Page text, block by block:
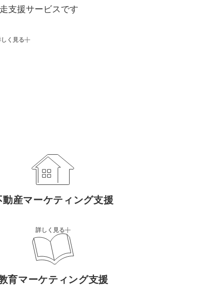
支援サービスです
く見る
動産マーケティング支援
詳しく見る
育マーケティング支援